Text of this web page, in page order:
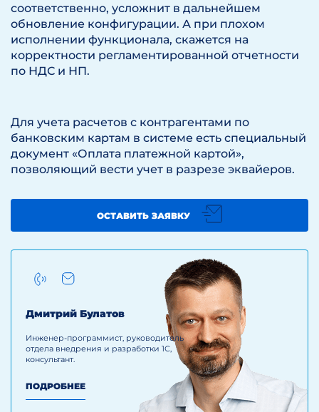
соответственно, усложнит в дальнейшем
обновление конфигурации. А при плохом
исполнении функционала, скажется на
корректности регламентированной отчетности
по НДС и НП.
Для учета расчетов с контрагентами по
банковским картам в системе есть специальный
документ «Оплата платежной картой»,
позволяющий вести учет в разрезе эквайеров.
ОСТАВИТЬ ЗАЯВКУ
Дмитрий Булатов
Инженер-программист, руководитель
отдела внедрения и разработки 1С,
консультант.
ПОДРОБНЕЕ